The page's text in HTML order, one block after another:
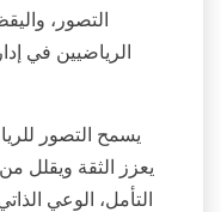
التصور،
الرياضيين في
يسمح التصور
يعزز الثقة ويقلل
التأمل، الوعي